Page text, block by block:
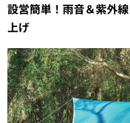
設営簡単！雨音＆紫外
上げ